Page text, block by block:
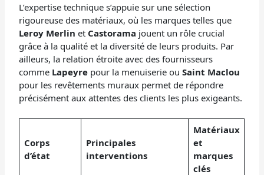
L’expertise technique s’appuie sur une sélection
rigoureuse des matériaux, où les marques telles que
Leroy Merlin et Castorama jouent un rôle crucial
grâce à la qualité et la diversité de leurs produits. Par
ailleurs, la relation étroite avec des fournisseurs
comme Lapeyre pour la menuiserie ouSaint Maclou
pour les revêtements muraux permet de répondre
précisément aux attentes des clients les plus exigeants.
Corps
d’état
Principales
interventions
Matériaux
et
marques
clés